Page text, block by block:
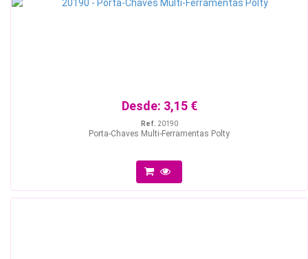
Desde: 3,15 €
Ref. 20190
Porta-Chaves Multi-Ferramentas Polty